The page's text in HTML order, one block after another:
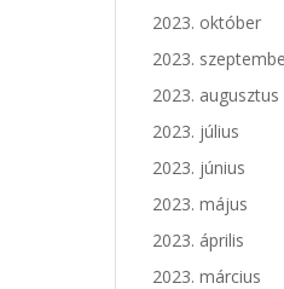
2023. október
2023.
2023. augusztus
2023. július
2023. június
2023. május
2023. április
2023. március